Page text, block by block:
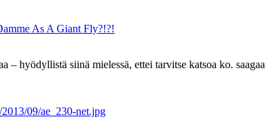
As A Giant Fly?!?!
– hyödyllistä siinä mielessä, ettei tarvitse katsoa ko.
09/ae_230-net.jpg